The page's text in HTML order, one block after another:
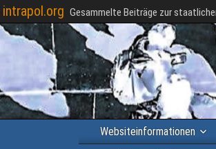
intrapol.org Gesammelte Beiträge zur
Websiteinformationen